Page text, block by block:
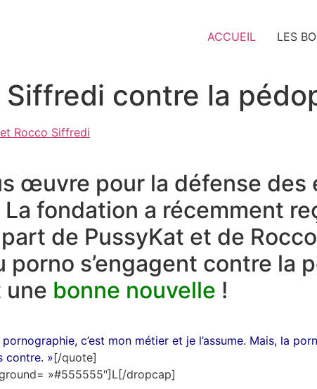
ACCUEIL LES
contre la
œuvre pour la défense
fondation a récemment
de PussyKat et de
s’engagent contre la
une bonne nouvelle !
pornographie, c’est mon métier et je l’assume. Mais, la
contre. »[/quote]
»#555555″]L[/dropcap]